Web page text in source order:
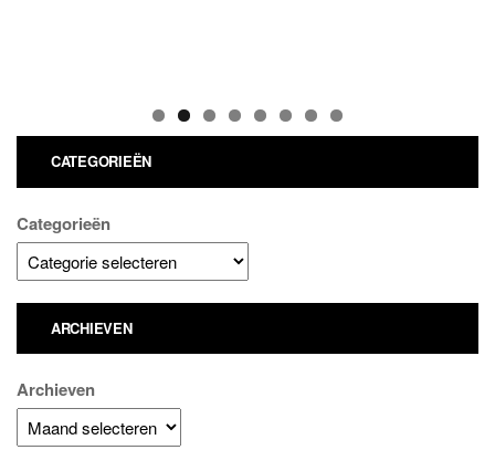
CATEGORIEËN
Categorieën
ARCHIEVEN
Archieven